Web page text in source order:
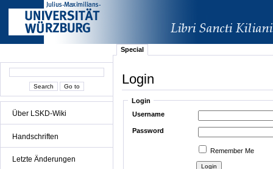
Über LSKD-Wiki
Handschriften
Letzte Änderungen
Special
Login
Login
Username
Password
Remember Me